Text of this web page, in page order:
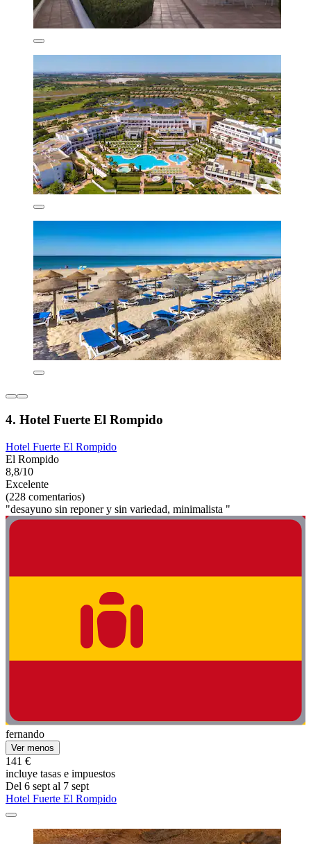
4. Hotel Fuerte El Rompido
Hotel Fuerte El Rompido
El Rompido
8,8/10
Excelente
(228 comentarios)
"desayuno sin reponer y sin variedad, minimalista "
fernando
Ver menos
141 €
incluye tasas e impuestos
Del 6 sept al 7 sept
Hotel Fuerte El Rompido